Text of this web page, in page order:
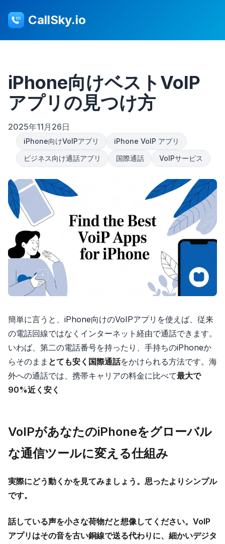
CallSky.io
iPhone向けベストVoIP
アプリの見つけ方
2025年11月26日
iPhone向けVoIPアプリ
iPhone VoIP アプリ
ビジネス向け通話アプリ
国際通話 VoIPサービス
簡単に言うと、iPhone向けのVoIPアプリを使えば、従来
の電話回線ではなくインターネット経由で通話できます。
いわば、第二の電話番号を持ったり、手持ちのiPhoneか
らそのまま とても安く国際通話をかけられる方法です。海
外への通話では、携帯キャリアの料金に比べて最大で
90%近く安く
VoIPがあなたのiPhoneをグローバル
な通信ツールに変える仕組み
実際にどう動くかを見てみましょう。思ったよりシンプル
です。
話している声を小さな荷物だと想像してください。VoIP
アプリはその音を古い銅線で送る代わりに、細かいデジタ